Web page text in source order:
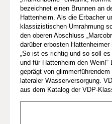
bezeichnet einen Brunnen an
Hattenheim. Als die Erbacher
klassizistischen Umrahmung
den oberen Abschluss
darüber erbosten
„So ist es richtig und so soll
und für Hattenheim den
geprägt von
lateraler Wasserversorgung.
aus dem Katalog der VDP-